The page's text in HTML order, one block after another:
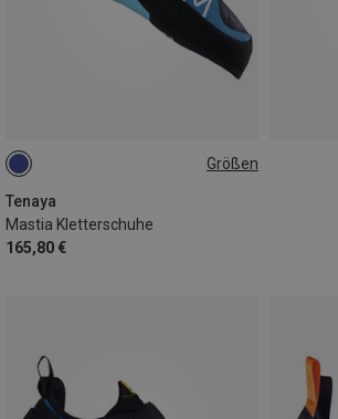
Größen
Tenaya
Mastia Kletterschuhe
165,80 €